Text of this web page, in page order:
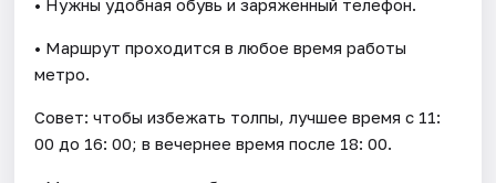
• Нужны удобная обувь и заряженный телефон.
• Маршрут проходится в любое время работы
метро.
Совет: чтобы избежать толпы, лучшее время с 11:
00 до 16: 00; в вечернее время после 18: 00.